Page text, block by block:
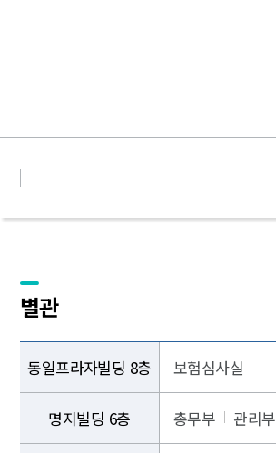
별관
동일프라자빌딩 8층 보험심사실
명지빌딩 6층 총무부 관리부